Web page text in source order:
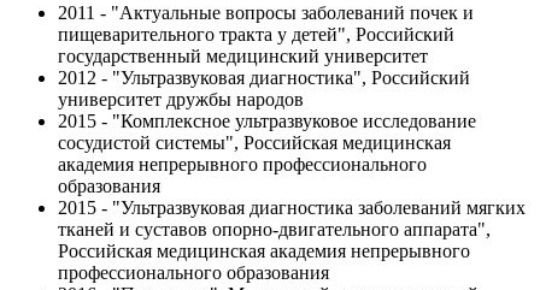
2011 - "Актуальные вопросы заболеваний почек и
пищеварительного тракта у детей", Российский
государственный медицинский университет
2012 - "Ультразвуковая диагностика", Российский
университет дружбы народов
2015 - "Комплексное ультразвуковое исследование
сосудистой системы", Российская медицинская
академия непрерывного профессионального
образования
2015 - "Ультразвуковая диагностика заболеваний мягких
тканей и суставов опорно-двигательного аппарата",
Российская медицинская академия непрерывного
профессионального образования